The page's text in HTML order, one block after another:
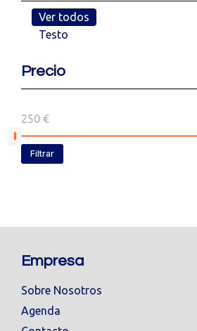
Ver todos
Testo
Precio
250 €
Filtrar
Empresa
Sobre Nosotros
Agenda